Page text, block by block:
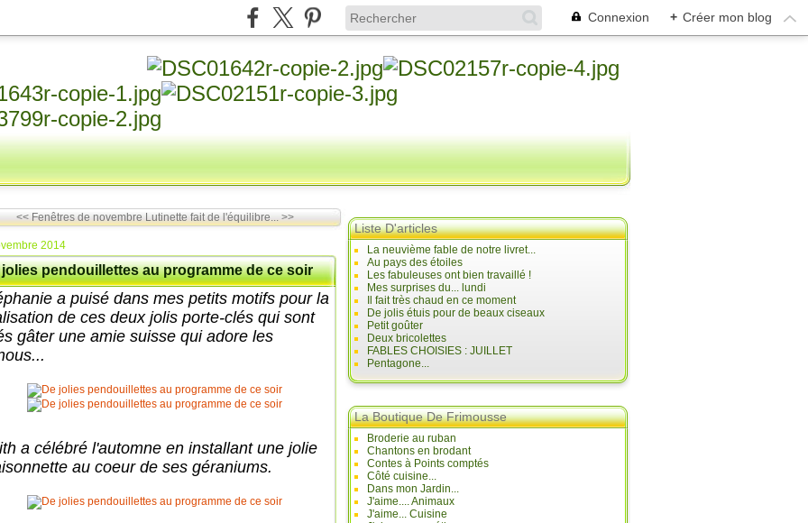
Connexion + Créer mon blog
<< Fenêtres de novembre Lutinette fait de l'équilibre... >>
2014
jolies pendouillettes au programme de ce soir
a puisé dans mes petits motifs pour la
de ces deux jolis porte-clés qui sont
gâter une amie suisse qui adore les
a célébré l'automne en installant une jolie
au coeur de ses géraniums.
Liste D'articles
La neuvième fable de notre livret...
Au pays des étoiles
Les fabuleuses ont bien travaillé !
Mes surprises du... lundi
Il fait très chaud en ce moment
De jolis étuis pour de beaux ciseaux
Petit goûter
Deux bricolettes
FABLES CHOISIES : JUILLET
Pentagone...
La Boutique De Frimousse
Broderie au ruban
Chantons en brodant
Contes à Points comptés
Côté cuisine...
Dans mon Jardin...
J'aime.... Animaux
J'aime... Cuisine